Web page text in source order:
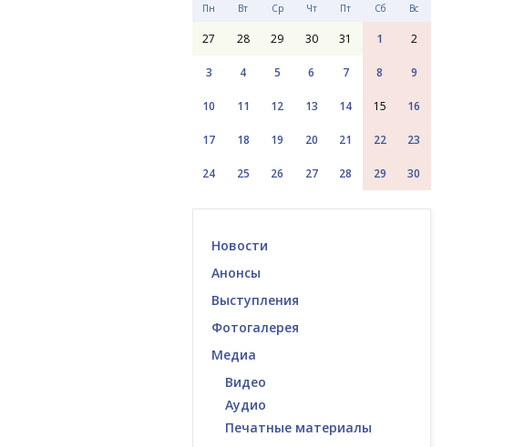
Пн Вт Ср Чт Пт Сб Вс
27 28 29 30 31 1 2
3 4 5 6 7 8 9
10 11 12 13 14 15 16
17 18 19 20 21 22 23
24 25 26 27 28 29 30
Новости
Анонсы
Выступления
Фотогалерея
Медиа
Видео
Аудио
Печатные материалы